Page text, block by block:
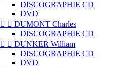
DISCOGRAPHIE CD
DVD
  DUMONT Charles
DISCOGRAPHIE CD
  DUNKER William
DISCOGRAPHIE CD
DVD